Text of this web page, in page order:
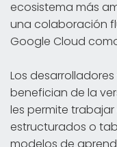
ecosistema más
una colaboración
Google Cloud
Los
benefician de la
les permite
estructurados o